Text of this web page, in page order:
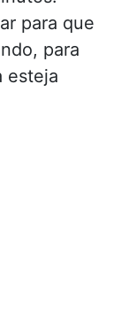
para que
para
esteja